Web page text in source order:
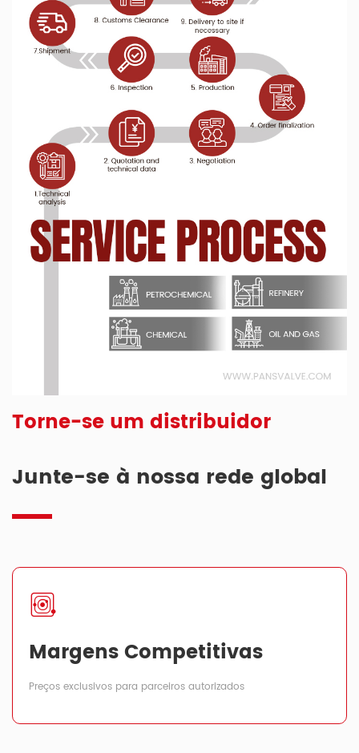
Torne-se um distribuidor
Junte-se à nossa rede global
Margens Competitivas
Preços exclusivos para parceiros autorizados